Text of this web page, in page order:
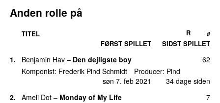
Anden rolle på
TITEL
FØRST SPILLET
SIDST SPILLET
R #
1. Benjamin Hav – Den dejligste boy
søn 7. feb 2021 34 dage siden
62
Komponist: Frederik Pind Schmidt Producer: Pind
2. Ameli Dot – Monday of My Life
7